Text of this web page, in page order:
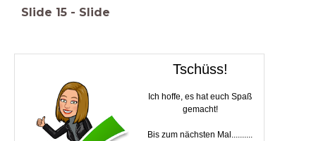
Slide 15 - Slide
Tschüss!
Ich hoffe, es hat euch Spaß
gemacht!
Bis zum nächsten Mal..........